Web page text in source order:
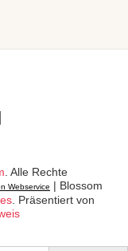
. Alle Rechte
Webservice | Blossom
. Präsentiert von